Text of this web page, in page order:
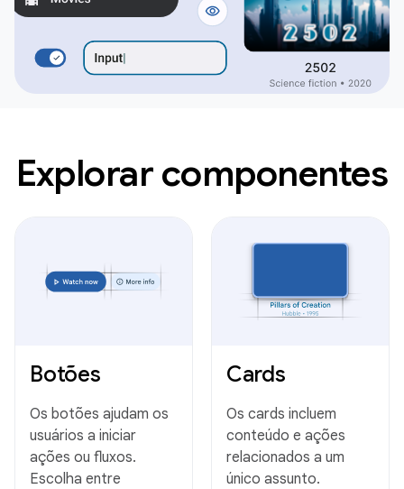
Explorar componentes
Botões
Os botões ajudam os
usuários a iniciar
ações ou fluxos.
Escolha entre
Cards
Os cards incluem
conteúdo e ações
relacionados a um
único assunto.